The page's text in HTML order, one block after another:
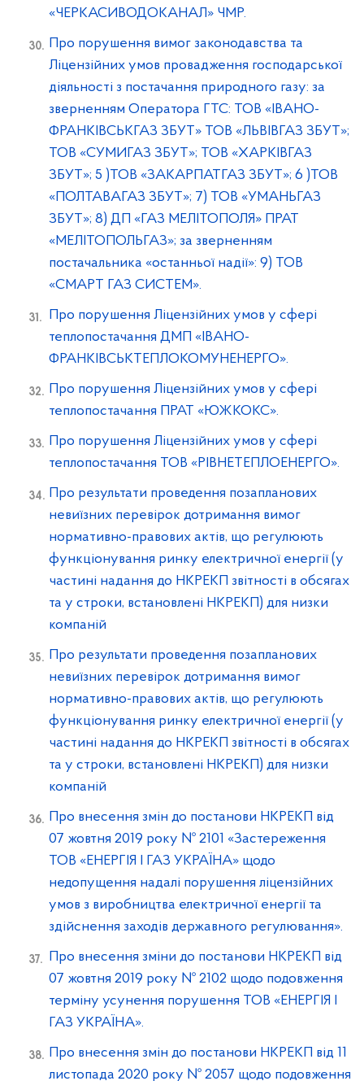
«ЧЕРКАСИВОДОКАНАЛ» ЧМР.
Про порушення вимог законодавства та
Ліцензійних умов провадження господарської
діяльності з постачання природного газу: за
зверненням Оператора ГТС: ТОВ «ІВАНО-
ФРАНКІВСЬКГАЗ ЗБУТ» ТОВ «ЛЬВІВГАЗ ЗБУТ»;
ТОВ «СУМИГАЗ ЗБУТ»; ТОВ «ХАРКІВГАЗ
ЗБУТ»; 5 )ТОВ «ЗАКАРПАТГАЗ ЗБУТ»; 6 )ТОВ
«ПОЛТАВАГАЗ ЗБУТ»; 7) ТОВ «УМАНЬГАЗ
ЗБУТ»; 8) ДП «ГАЗ МЕЛІТОПОЛЯ» ПРАТ
«МЕЛІТОПОЛЬГАЗ»; за зверненням
постачальника «останньої надії»: 9) ТОВ
«СМАРТ ГАЗ СИСТЕМ».
Про порушення Ліцензійних умов у сфері
теплопостачання ДМП «ІВАНО-
ФРАНКІВСЬКТЕПЛОКОМУНЕНЕРГО».
Про порушення Ліцензійних умов у сфері
теплопостачання ПРАТ «ЮЖКОКС».
Про порушення Ліцензійних умов у сфері
теплопостачання ТОВ «РІВНЕТЕПЛОЕНЕРГО».
Про результати проведення позапланових
невиїзних перевірок дотримання вимог
нормативно-правових актів, що регулюють
функціонування ринку електричної енергії (у
частині надання до НКРЕКП звітності в обсягах
та у строки, встановлені НКРЕКП) для низки
компаній
Про результати проведення позапланових
невиїзних перевірок дотримання вимог
нормативно-правових актів, що регулюють
функціонування ринку електричної енергії (у
частині надання до НКРЕКП звітності в обсягах
та у строки, встановлені НКРЕКП) для низки
компаній
Про внесення змін до постанови НКРЕКП від
07 жовтня 2019 року № 2101 «Застереження
ТОВ «ЕНЕРГІЯ І ГАЗ УКРАЇНА» щодо
недопущення надалі порушення ліцензійних
умов з виробництва електричної енергії та
здійснення заходів державного регулювання».
Про внесення зміни до постанови НКРЕКП від
07 жовтня 2019 року № 2102 щодо подовження
терміну усунення порушення ТОВ «ЕНЕРГІЯ І
ГАЗ УКРАЇНА».
Про внесення змін до постанови НКРЕКП від 11
листопада 2020 року № 2057 щодо подовження